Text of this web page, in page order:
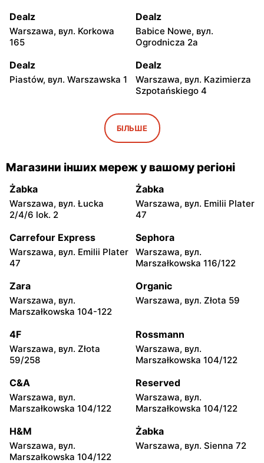
Dealz
Warszawa, вул. Korkowa
165
Dealz
Babice Nowe, вул.
Ogrodnicza 2a
Dealz
Piastów, вул. Warszawska 1
Dealz
Warszawa, вул. Kazimierza
Szpotańskiego 4
Pruszków, вул. Henryka
Dealz
Jabłonna, вул. Edukacyjna
Dealz
Piaseczno, вул. Dworcowa
21
Legionowo, вул. Jerzego
Siwińskiego 2
Dealz Dealz
Kuklińskiego 1
Dealz Dealz
Rzemieślnicza 23
Dealz
Żyrardowska 14
Dealz
Konstantego Rudzkiego 9
Dealz
9
Dealz
Dealz Dealz
59
Dealz Dealz
БІЛЬШЕ
Магазини інших мереж у вашому регіоні
Żabka
Warszawa, вул. Łucka
2/4/6 lok. 2
Żabka
Warszawa, вул. Emilii Plater
47
Carrefour Express
Warszawa, вул. Emilii Plater
47
Sephora
Warszawa, вул.
Marszałkowska 116/122
Zara
Warszawa, вул.
Marszałkowska 104-122
Organic
Warszawa, вул. Złota 59
4F
Warszawa, вул. Złota
59/258
Rossmann
Warszawa, вул.
Marszałkowska 104/122
C&A
Warszawa, вул.
Marszałkowska 104/122
Reserved
Warszawa, вул.
Marszałkowska 104/122
H&M
Warszawa, вул.
Marszałkowska 104/122
Żabka
Warszawa, вул. Sienna 72